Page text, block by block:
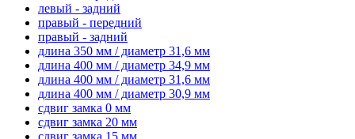
левый - задний
правый - передний
правый - задний
длина 350 мм / диаметр 31,6 мм
длина 400 мм / диаметр 34,9 мм
длина 400 мм / диаметр 31,6 мм
длина 400 мм / диаметр 30,9 мм
сдвиг замка 0 мм
сдвиг замка 20 мм